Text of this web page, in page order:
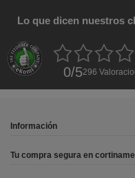
Lo que dicen nuestros
0/5296
Información
Tu compra segura en